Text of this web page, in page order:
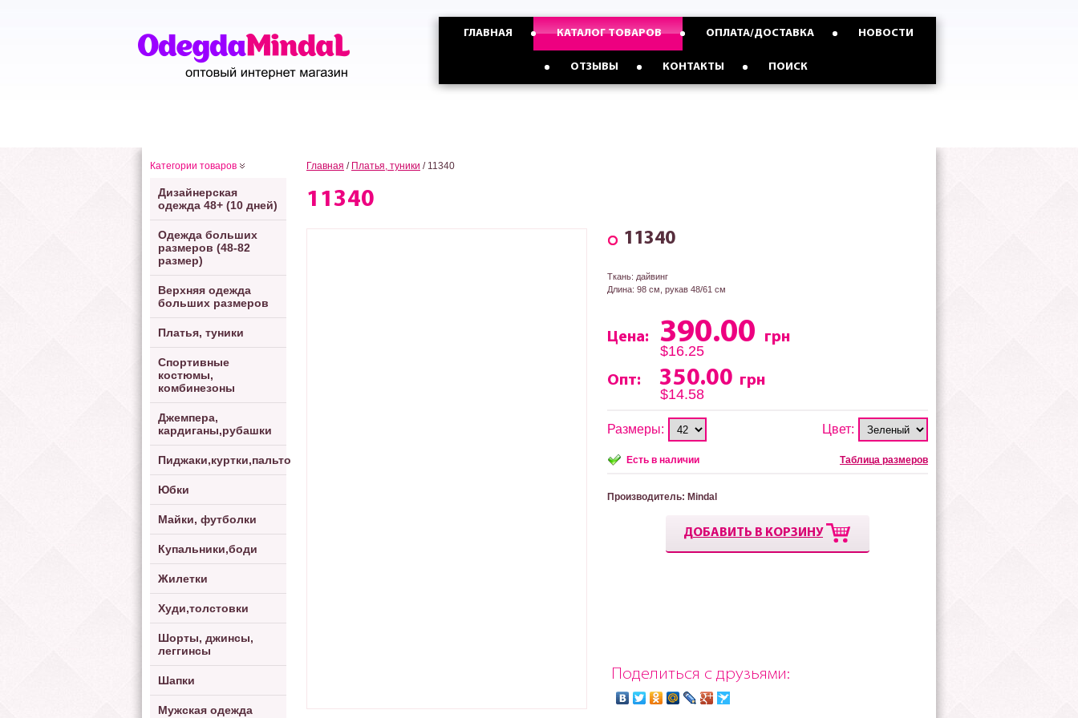
МЫ РАБОТАЕМ
Опт с Россией,Казахстаном и
Опт с Украиной от
ГЛАВНАЯ КАТАЛОГ ТОВАРОВ ОПЛАТА/ДОСТАВКА НОВОСТИ
ОТЗЫВЫ КОНТАКТЫ ПОИСК
Категории товаров
Дизайнерская
одежда 48+ (10 дней)
Одежда больших
размеров (48-82
размер)
Верхняя одежда
больших размеров
Платья, туники
Спортивные
костюмы,
комбинезоны
Джемпера,
кардиганы,рубашки
Пиджаки,куртки,пальто
Юбки
Майки, футболки
Купальники,боди
Жилетки
Худи,толстовки
Шорты, джинсы,
леггинсы
Шапки
Мужская одежда
Главная / Платья, туники / 11340
11340
11340
Ткань: дайвинг
Длина: 98 см, рукав 48/61 см
Цена: 390.00
грн
$16.25
Опт:
350.00 грн
$14.58
Размеры: Цвет:
Есть в наличии Таблица размеров
Производитель: Mindal
ДОБАВИТЬ В КОРЗИНУ
Поделиться с друзьями: